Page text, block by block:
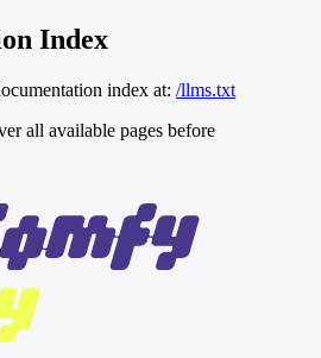
Index
index at: /llms.txt
all available pages before